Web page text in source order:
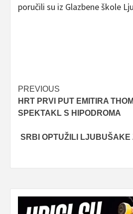
poručili su iz Glazbene škole
Post
navigation
PREVIOUS
HRT PRVI PUT EMITIRA
SPEKTAKL S HIPODROMA
SRBI OPTUŽILI LJUBUŠAKE